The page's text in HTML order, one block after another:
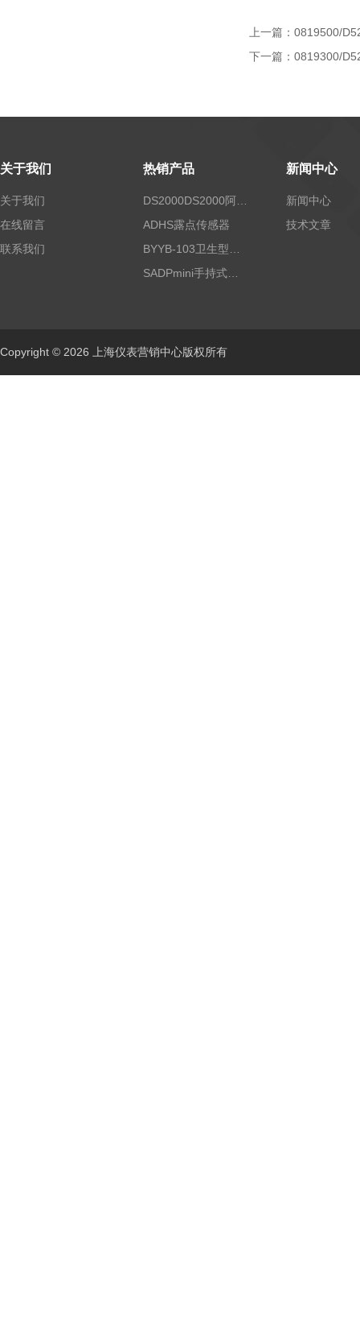
上一篇： 0819500/
下一篇： 0819300/
关于我们
关于我们
在线留言
联系我们
热销产品
ADHS露点传感器
新闻中心
新闻中心
技术文章
Copyright © 2026 上海仪表营销中心版权所有